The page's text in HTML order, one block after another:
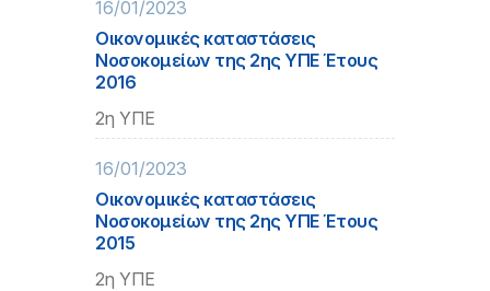
16/01/2023
Οικονομικές καταστάσεις
Νοσοκομείων της 2ης ΥΠΕ Έτους
2016
2η ΥΠΕ
16/01/2023
Οικονομικές καταστάσεις
Νοσοκομείων της 2ης ΥΠΕ Έτους
2015
2η ΥΠΕ